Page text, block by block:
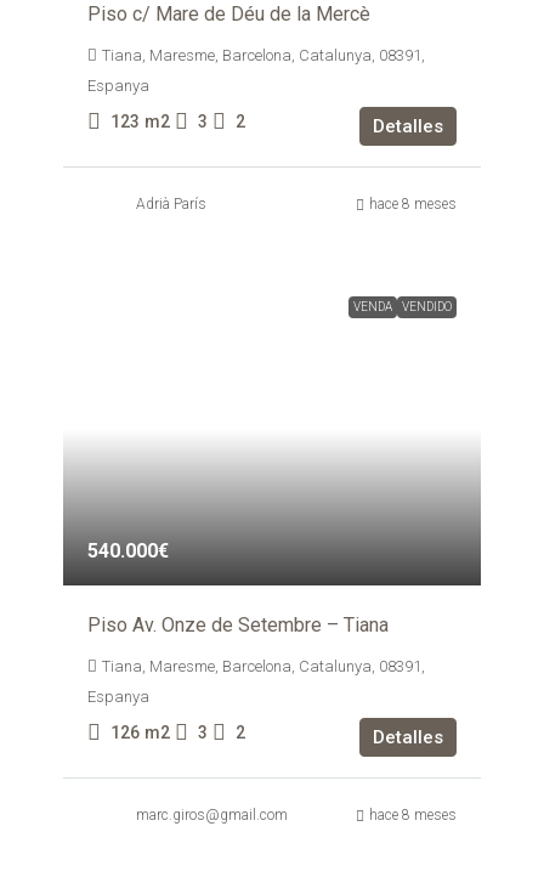
Piso c/ Mare de Déu de la Mercè
Tiana, Maresme, Barcelona, Catalunya, 08391,
Espanya
123 m2 3 2 Detalles
Adrià París hace 8 meses
VENDA VENDIDO
540.000€
Piso Av. Onze de Setembre – Tiana
Tiana, Maresme, Barcelona, Catalunya, 08391,
Espanya
126 m2 3 2 Detalles
marc.giros@gmail.com hace 8 meses